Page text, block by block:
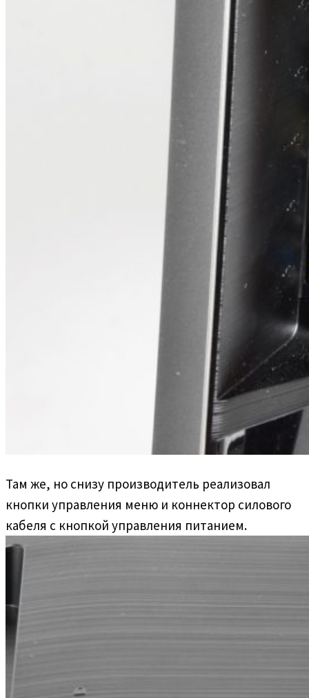
Там же, но снизу производитель реализовал
кнопки управления меню и коннектор силового
кабеля с кнопкой управления питанием.